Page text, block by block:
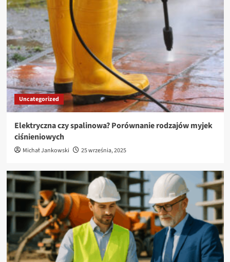
Uncategorized
Elektryczna czy spalinowa? Porównanie rodzajów myjek
ciśnieniowych
Michał Jankowski 25 września, 2025